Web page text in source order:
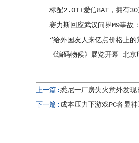
标配2.0T+爱信8AT，拥有30
赛力斯回应武汉问界M9事故：
“给外国友人来亿点价格上的
《编码物候》展览开幕 北京
上一篇:悉尼一厂房失火意外发
下一篇: 成本压力下游戏PC各显